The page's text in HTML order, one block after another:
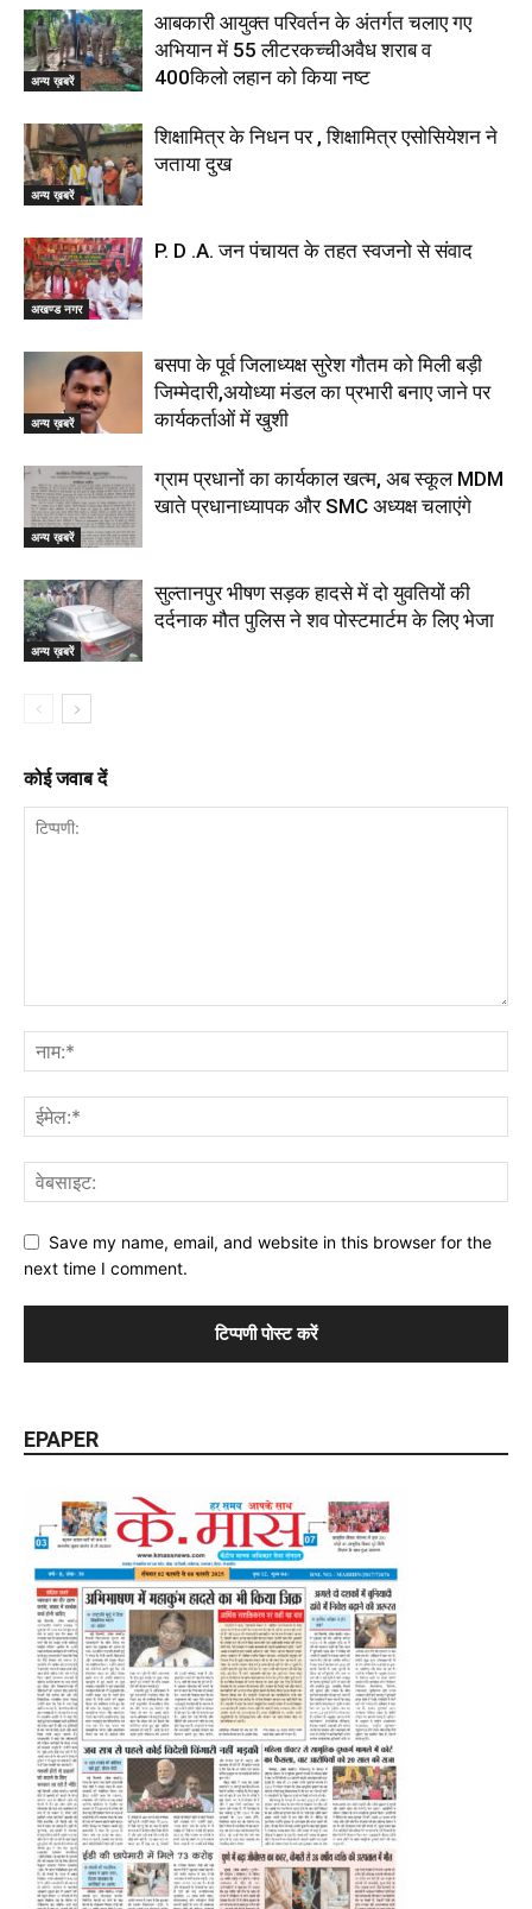
अन्य ख़बरें
आबकारी आयुक्त परिवर्तन के अंतर्गत चलाए गए
अभियान में 55 लीटरकच्चीअवैध शराब व
400किलो लहान को किया नष्ट
अन्य ख़बरें
शिक्षामित्र के निधन पर , शिक्षामित्र एसोसियेशन ने
जताया दुख
अखण्ड नगर
P. D .A. जन पंचायत के तहत स्वजनो से संवाद
अन्य ख़बरें
बसपा के पूर्व जिलाध्यक्ष सुरेश गौतम को मिली बड़ी
जिम्मेदारी,अयोध्या मंडल का प्रभारी बनाए जाने पर
कार्यकर्ताओं में खुशी
अन्य ख़बरें
ग्राम प्रधानों का कार्यकाल खत्म, अब स्कूल MDM
खाते प्रधानाध्यापक और SMC अध्यक्ष चलाएंगे
अन्य ख़बरें
सुल्तानपुर भीषण सड़क हादसे में दो युवतियों की
दर्दनाक मौत पुलिस ने शव पोस्टमार्टम के लिए भेजा
कोई जवाब दें
Save my name, email, and website in this browser for the
next time I comment.
EPAPER